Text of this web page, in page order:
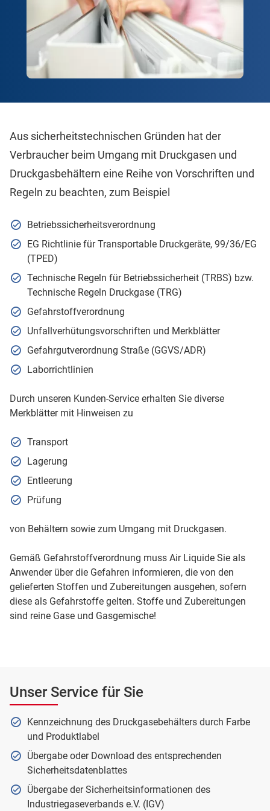
Aus sicherheitstechnischen Gründen hat der
Verbraucher beim Umgang mit Druckgasen und
Druckgasbehältern eine Reihe von Vorschriften und
Regeln zu beachten, zum Beispiel
Betriebssicherheitsverordnung
EG Richtlinie für Transportable Druckgeräte, 99/36/EG
(TPED)
Technische Regeln für Betriebssicherheit (TRBS) bzw.
Technische Regeln Druckgase (TRG)
Gefahrstoffverordnung
Unfallverhütungsvorschriften und Merkblätter
Gefahrgutverordnung Straße (GGVS/ADR)
Laborrichtlinien
Durch unseren Kunden-Service erhalten Sie diverse
Merkblätter mit Hinweisen zu
Transport
Lagerung
Entleerung
Prüfung
von Behältern sowie zum Umgang mit Druckgasen.
Gemäß Gefahrstoffverordnung muss Air Liquide Sie als
Anwender über die Gefahren informieren, die von den
gelieferten Stoffen und Zubereitungen ausgehen, sofern
diese als Gefahrstoffe gelten. Stoffe und Zubereitungen
sind reine Gase und Gasgemische!
Unser Service für Sie
Kennzeichnung des Druckgasebehälters durch Farbe
und Produktlabel
Übergabe oder Download des entsprechenden
Sicherheitsdatenblattes
Übergabe der Sicherheitsinformationen des
Industriegaseverbands e.V. (IGV)